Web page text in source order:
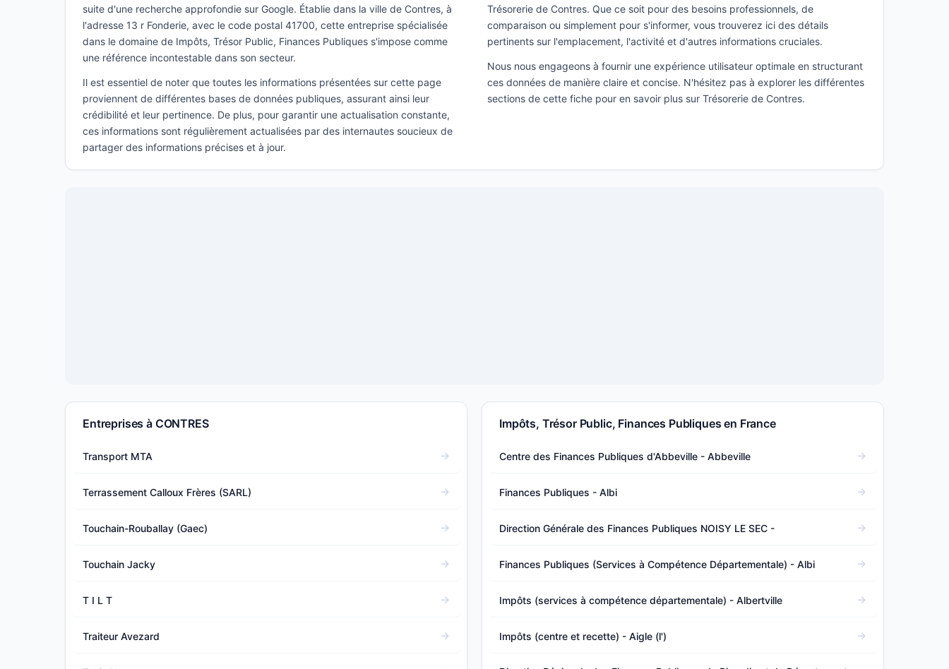
suite d'une recherche approfondie sur Google. Établie dans la ville de Contres, à
l'adresse 13 r Fonderie, avec le code postal 41700, cette entreprise spécialisée
dans le domaine de Impôts, Trésor Public, Finances Publiques s'impose comme
une référence incontestable dans son secteur.
Il est essentiel de noter que toutes les informations présentées sur cette page
proviennent de différentes bases de données publiques, assurant ainsi leur
crédibilité et leur pertinence. De plus, pour garantir une actualisation constante,
ces informations sont régulièrement actualisées par des internautes soucieux de
partager des informations précises et à jour.
Trésorerie de Contres. Que ce soit pour des besoins professionnels, de
comparaison ou simplement pour s'informer, vous trouverez ici des détails
pertinents sur l'emplacement, l'activité et d'autres informations cruciales.
Nous nous engageons à fournir une expérience utilisateur optimale en structurant
ces données de manière claire et concise. N'hésitez pas à explorer les différentes
sections de cette fiche pour en savoir plus sur Trésorerie de Contres.
Entreprises à CONTRES
Transport MTA
Terrassement Calloux Frères (SARL)
Touchain-Rouballay (Gaec)
Touchain Jacky
T I L T
Traiteur Avezard
Impôts, Trésor Public, Finances Publiques en France
Centre des Finances Publiques d'Abbeville - Abbeville
Finances Publiques - Albi
Direction Générale des Finances Publiques NOISY LE SEC -
Finances Publiques (Services à Compétence Départementale) - Albi
Impôts (services à compétence départementale) - Albertville
Impôts (centre et recette) - Aigle (l')